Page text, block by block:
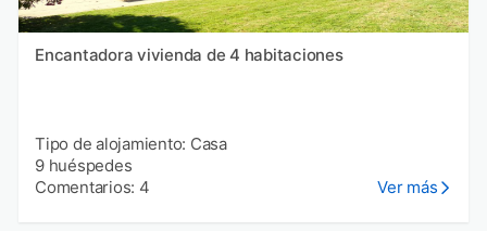
Encantadora vivienda de 4 habitaciones
Tipo de alojamiento: Casa
9 huéspedes
Comentarios: 4
Ver más